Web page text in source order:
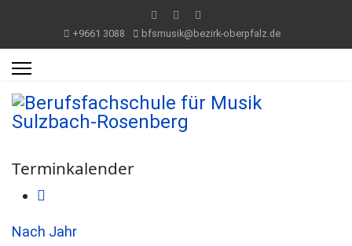
+9661 3088 bfsmusik@bezirk-oberpfalz.de
Terminkalender
Nach Jahr